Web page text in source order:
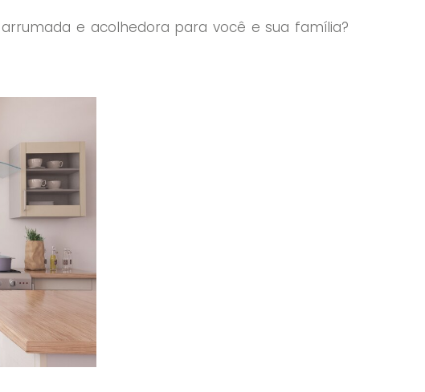
e acolhedora para você e sua família?